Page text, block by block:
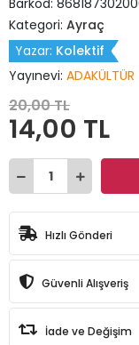
Barkod:
Kategori: Ayraç
Yazar: Kolektif
Yayınevi: ADAKÜLTÜR
20,00 TL
14,00 TL
Hızlı Gönderi
Güvenli Alışveriş
İade ve Değişim